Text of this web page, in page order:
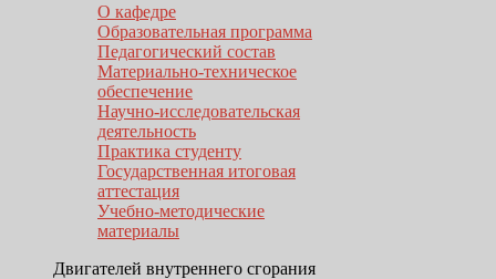
О кафедре
Образовательная программа
Педагогический состав
Материально-техническое
обеспечение
Научно-исследовательская
деятельность
Практика студенту
Государственная итоговая
аттестация
Учебно-методические
материалы
Двигателей внутреннего сгорания